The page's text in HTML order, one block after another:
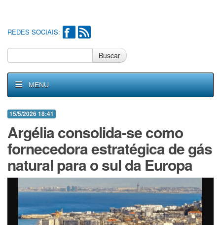
REDES SOCIAIS:
Buscar
MENU
15/5/2026 18:41
Argélia consolida-se como
fornecedora estratégica de gás
natural para o sul da Europa